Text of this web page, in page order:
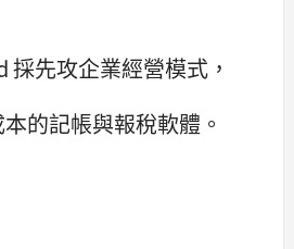
採先攻企業經營模式，
的記帳與報稅軟體。